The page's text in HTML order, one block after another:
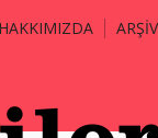
HAKKIMIZDA ARŞİV